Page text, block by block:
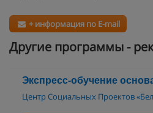
+ информация по E-mail
Другие программы -
Экспресс-обучение
Центр Социальных Проектов